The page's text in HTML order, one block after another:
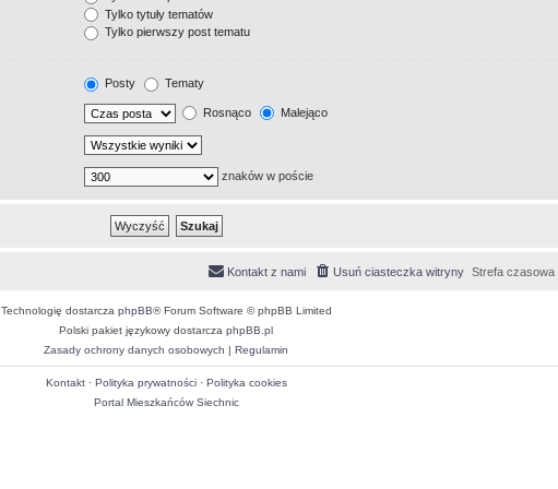
Tylko tytuły tematów
Tylko pierwszy post tematu
Posty Tematy
Rosnąco Malejąco
znaków w poście
Strefa czasowa
Usuń ciasteczka witryny
Kontakt z nami
Technologię dostarcza phpBB® Forum Software © phpBB Limited
Polski pakiet językowy dostarcza phpBB.pl
Zasady ochrony danych osobowych | Regulamin
Kontakt· Polityka prywatności· Polityka cookies
Portal Mieszkańców Siechnic